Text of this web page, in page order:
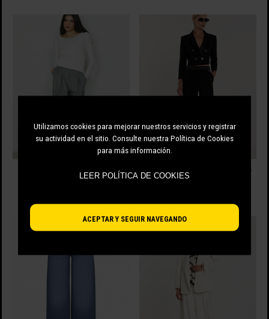
Utilizamos cookies para mejorar nuestros servicios y registrar
su actividad en el sitio. Consulte nuestra Política de Cookies
para más información.
ACEPTAR Y SEGUIR NAVEGANDO
TALLE ALTO DE RELISH
NANTES_C PANTALÓN DE CINTURA
ALTA CON BOLSILLOS DE RELISH
LEER POLÍTICA DE COOKIES